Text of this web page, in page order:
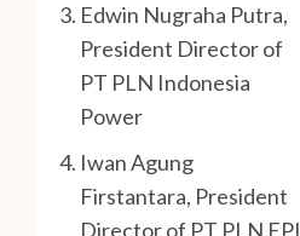
Edwin Nugraha Putra,
President Director of
PT PLN Indonesia
Power
Iwan Agung
Firstantara, President
Director of PT PLN EPI